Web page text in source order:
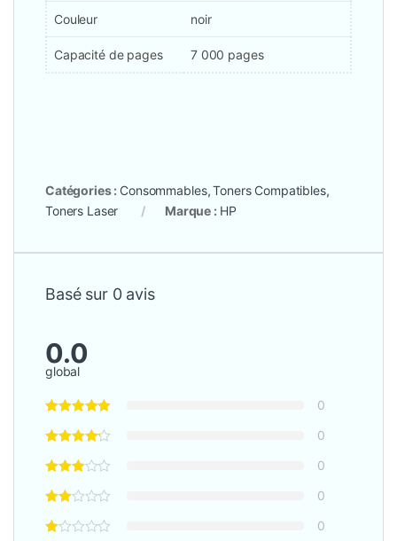
Couleur noir
Capacité de pages 7 000 pages
Catégories : Consommables,Toners Compatibles,
Toners Laser
Marque : HP
Basé sur 0 avis
0.0
global
0
0
0
0
0